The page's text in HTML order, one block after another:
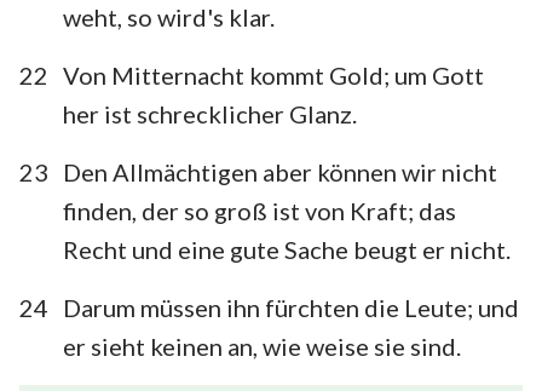
weht, so wird's klar.
22 Von Mitternacht kommt Gold; um Gott
her ist schrecklicher Glanz.
23
Den Allmächtigen aber können wir nicht
finden, der so groß ist von Kraft; das
Recht und eine gute Sache beugt er nicht.
24
Darum müssen ihn fürchten die Leute; und
er sieht keinen an, wie weise sie sind.